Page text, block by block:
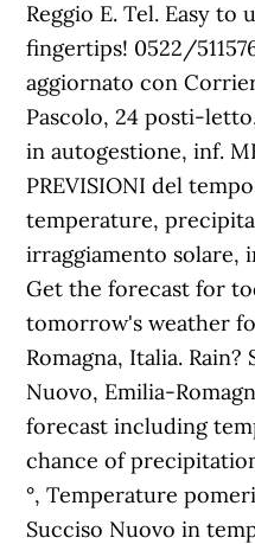
Reggio E. Tel. Easy
fingertips! 0522/
aggiornato con
Pascolo, 24 posti-
in autogestione, inf.
PREVISIONI del
temperature,
irraggiamento solare,
Get the forecast for
tomorrow's weather
Romagna, Italia.
Nuovo, Emilia-
forecast including
chance of
°, Temperature
Succiso Nuovo in